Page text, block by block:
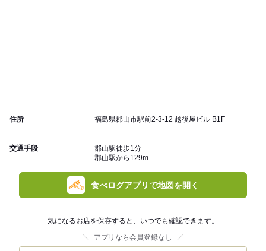
住所 福島県郡山市駅前2-3-12 越後屋ビル B1F
交通手段
郡山駅徒歩1分
郡山駅から129m
食べログアプリで地図を開く
気になるお店を保存すると、いつでも確認できます。
アプリなら会員登録なし